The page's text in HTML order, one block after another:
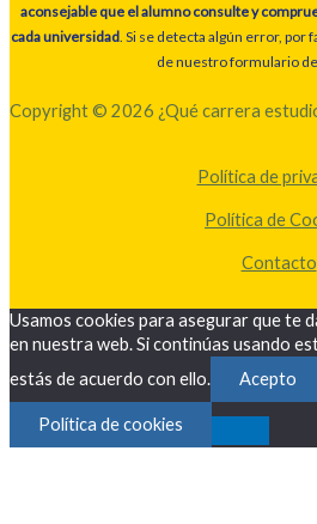
aconsejable que el alumno consulte y
cada universidad. Si se detecta algún error, por
de nuestro formulario
Copyright © 2026 ¿Qué carrera
Política de
Política de
Contacto
Usamos cookies para asegurar que te
en nuestra web. Si continúas usando
estás de acuerdo con ello.
Acepto
Política de cookies